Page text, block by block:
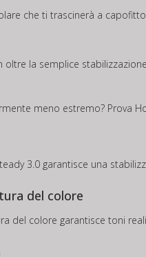
che ti trascinerà a
oltre la semplice
meno estremo? Prova
3.0 garantisce una
del colore
del colore garantisce toni